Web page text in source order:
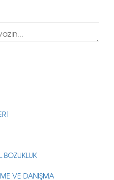
BOZUKLUK
VE DANIŞMA